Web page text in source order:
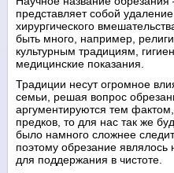
представляет собой
хирургического
быть много, например,
культурным традициям,
медицинские показания.
Традиции несут огромное
семьи, решая вопрос
аргументируются тем
предков, то для нас так же
было намного сложнее
поэтому обрезание
для поддержания в чистоте.